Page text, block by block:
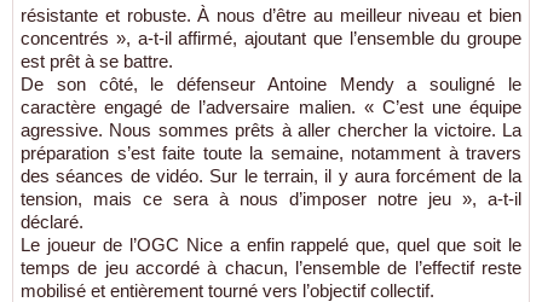
résistante et robuste. À nous d’être au meilleur niveau et bien
concentrés », a-t-il affirmé, ajoutant que l’ensemble du groupe
est prêt à se battre.
De son côté, le défenseur Antoine Mendy a souligné le
caractère engagé de l’adversaire malien. « C’est une équipe
agressive. Nous sommes prêts à aller chercher la victoire. La
préparation s’est faite toute la semaine, notamment à travers
des séances de vidéo. Sur le terrain, il y aura forcément de la
tension, mais ce sera à nous d’imposer notre jeu », a-t-il
déclaré.
Le joueur de l’OGC Nice a enfin rappelé que, quel que soit le
temps de jeu accordé à chacun, l’ensemble de l’effectif reste
mobilisé et entièrement tourné vers l’objectif collectif.